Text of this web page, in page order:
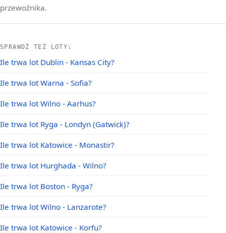
przewoźnika.
SPRAWDŹ TEŻ LOTY:
Ile trwa lot Dublin - Kansas City?
Ile trwa lot Warna - Sofia?
Ile trwa lot Wilno - Aarhus?
Ile trwa lot Ryga - Londyn (Gatwick)?
Ile trwa lot Katowice - Monastir?
Ile trwa lot Hurghada - Wilno?
Ile trwa lot Boston - Ryga?
Ile trwa lot Wilno - Lanzarote?
Ile trwa lot Katowice - Korfu?